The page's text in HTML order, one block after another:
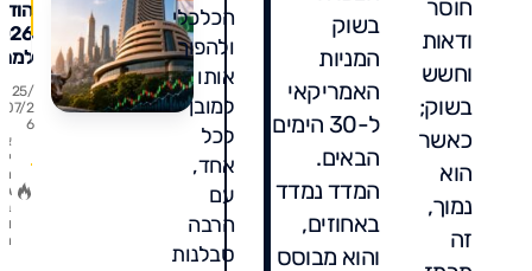
חוסר
ודאות
וחשש
בשוק;
כאשר
הוא
נמוך,
זה
בשוק
המניות
האמריקאי
ל-30 הימים
הבאים.
המדד נמדד
באחוזים,
והוא מבוסס
הכלכלי
ולהפוך
אותו
למובן
לכל
אחד,
עם
הרבה
סבלנות
הודו
למה
על
ואיך
25/
07/2
6
א
ין
ת
גו
ב
ו
ת
0